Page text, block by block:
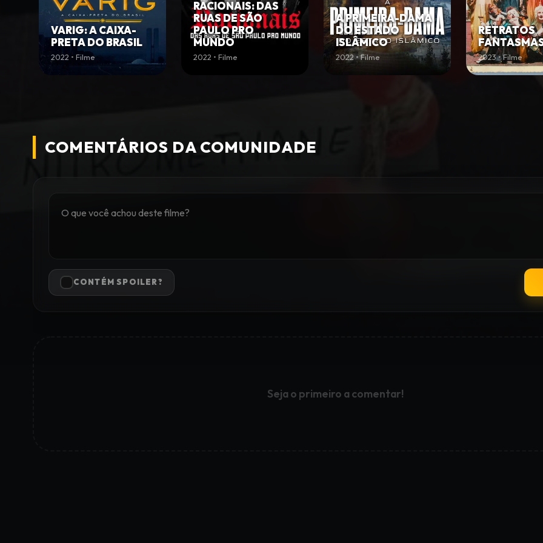
VARIG: A CAIXA-
PRETA DO BRASIL
2022 • Filme
RACIONAIS: DAS
RUAS DE SÃO
PAULO PRO
MUNDO
2022 • Filme
A PRIMEIRA-DAMA
DO ESTADO
ISLÂMICO
2022 • Filme
RETRATOS
2023 • Filme
COMENTÁRIOS DA COMUNIDADE
CONTÉM SPOILER?
Seja o primeiro a comentar!